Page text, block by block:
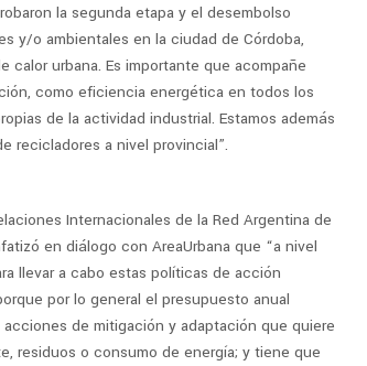
la segunda etapa y el desembolso
y/o ambientales en la ciudad de Córdoba,
urbana. Es importante que acompañe
como eficiencia energética en todos los
de la actividad industrial. Estamos además
recicladores a nivel provincial”.
Internacionales de la Red Argentina de
en diálogo con AreaUrbana que “a nivel
llevar a cabo estas políticas de acción
por lo general el presupuesto anual
de mitigación y adaptación que quiere
residuos o consumo de energía; y tiene que